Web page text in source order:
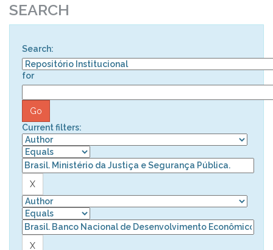
SEARCH
Search:
for
Current filters: